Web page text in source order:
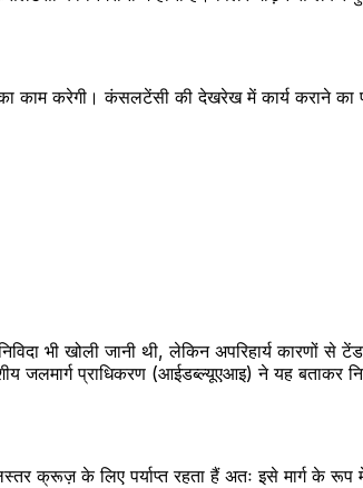
काम करेगी। कंसलटेंसी की देखरेख में कार्य कराने का
भी खोली जानी थी, लेकिन अपरिहार्य कारणों से
प्राधिकरण (आईडब्ल्यूएआइ) ने यह बताकर
क्रूज़ के लिए पर्याप्त रहता हैं अतः इसे मार्ग के रूप में